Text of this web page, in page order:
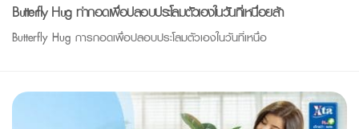
Butterfly Hug ท่ากอดเพื่อปลอบประโลมตัวเองในวันที่เหนื่อยล้า
Butterfly Hug การกอดเพื่อปลอบประโลมตัวเองในวันที่เหนื่อ